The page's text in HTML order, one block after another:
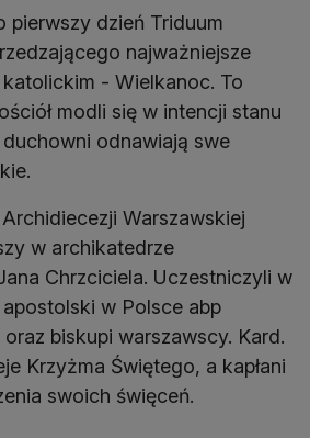
pierwszy dzień Triduum
najważniejsze
- Wielkanoc. To
modli się w intencji stanu
duchowni odnawiają swe
Warszawskiej
w archikatedrze
Chrzciciela. Uczestniczyli w
apostolski w Polsce abp
biskupi warszawscy. Kard.
Krzyżma Świętego, a kapłani
swoich święceń.